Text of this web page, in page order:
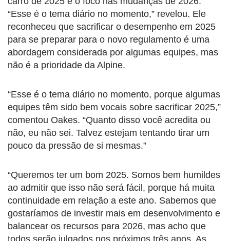
“Esse é o tema diário no momento,” revelou. Ele
reconheceu que sacrificar o desempenho em 2025
para se preparar para o novo regulamento é uma
abordagem considerada por algumas equipes, mas
não é a prioridade da Alpine.
“Esse é o tema diário no momento, porque algumas
equipes têm sido bem vocais sobre sacrificar 2025,”
comentou Oakes. “Quanto disso você acredita ou
não, eu não sei. Talvez estejam tentando tirar um
pouco da pressão de si mesmas.”
“Queremos ter um bom 2025. Somos bem humildes
ao admitir que isso não será fácil, porque há muita
continuidade em relação a este ano. Sabemos que
gostaríamos de investir mais em desenvolvimento e
balancear os recursos para 2026, mas acho que
todos serão julgados nos próximos três anos. As